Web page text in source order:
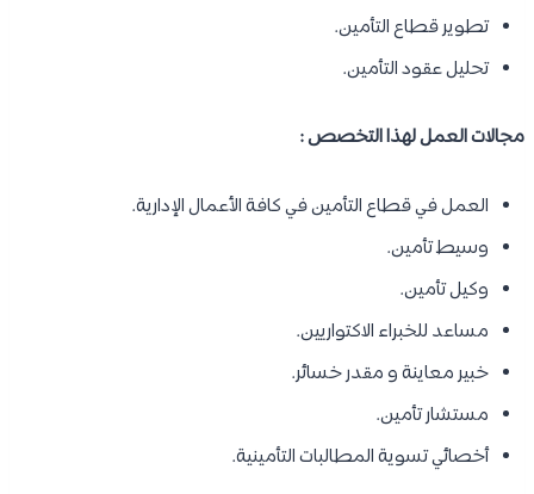
تطوير قطاع التأمين.
تحليل عقود التأمين.
مجالات العمل لهذا التخصص :
العمل في قطاع التأمين في كافة الأعمال الإدارية.
وسيط تأمين.
وكيل تأمين.
مساعد للخبراء الاكتواريين.
خبير معاينة و مقدر خسائر.
مستشار تأمين.
أخصائي تسوية المطالبات التأمينية.